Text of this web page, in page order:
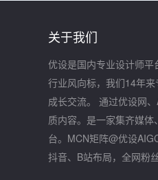
关于我们
优设是国内专业设计师
行业风向标，我们14年
成长交流。 通过优设网
质内容。是一家集齐媒
台。MCN矩阵@优设
抖音、B站布局，全网粉